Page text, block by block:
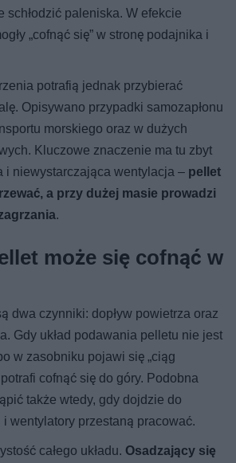
schłodzić paleniska. W efekcie
„cofnąć się” w stronę podajnika i
potrafią jednak przybierać
Opisywano przypadki samozapłonu
morskiego oraz w dużych
Kluczowe znaczenie ma tu zbyt
i niewystarczająca wentylacja – pellet
a przy dużej masie prowadzi
.
może się cofnąć w
dwa czynniki: dopływ powietrza oraz
Gdy układ podawania pelletu nie jest
w zasobniku pojawi się „ciąg
cofnąć się do góry. Podobna
także wtedy, gdy dojdzie do
wentylatory przestaną pracować.
całego układu. Osadzający się